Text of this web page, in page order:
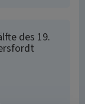
des 19.